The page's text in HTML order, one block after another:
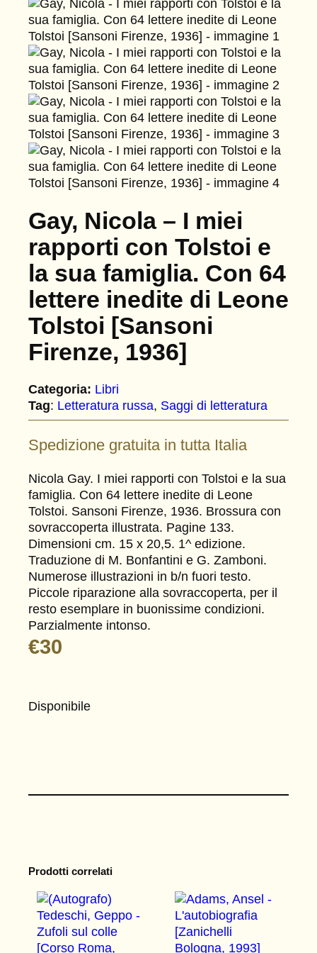
Gay, Nicola – I miei
rapporti con Tolstoi e
la sua famiglia. Con 64
lettere inedite di Leone
Tolstoi [Sansoni
Firenze, 1936]
Categoria: Libri
Tag: Letteratura russa, Saggi di letteratura
Spedizione gratuita in tutta Italia
Nicola Gay. I miei rapporti con Tolstoi e la sua
famiglia. Con 64 lettere inedite di Leone
Tolstoi. Sansoni Firenze, 1936. Brossura con
sovraccoperta illustrata. Pagine 133.
Dimensioni cm. 15 x 20,5. 1^ edizione.
Traduzione di M. Bonfantini e G. Zamboni.
Numerose illustrazioni in b/n fuori testo.
Piccole riparazione alla sovraccoperta, per il
resto esemplare in buonissime condizioni.
Parzialmente intonso.
€30
Disponibile
Prodotti correlati